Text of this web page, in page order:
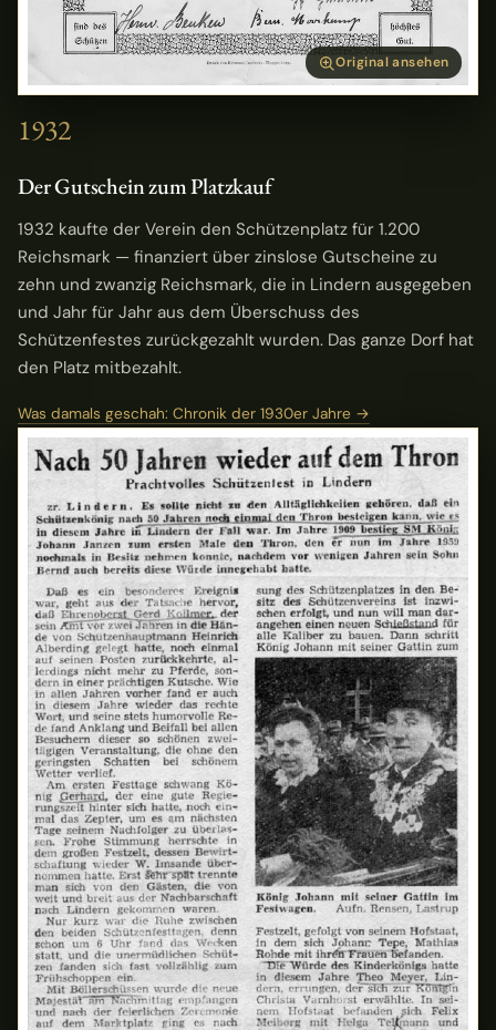
Original ansehen
1932
Der Gutschein zum Platzkauf
1932 kaufte der Verein den Schützenplatz für 1.200
Reichsmark — finanziert über zinslose Gutscheine zu
zehn und zwanzig Reichsmark, die in Lindern ausgegeben
und Jahr für Jahr aus dem Überschuss des
Schützenfestes zurückgezahlt wurden. Das ganze Dorf hat
den Platz mitbezahlt.
Was damals geschah: Chronik der 1930er Jahre →